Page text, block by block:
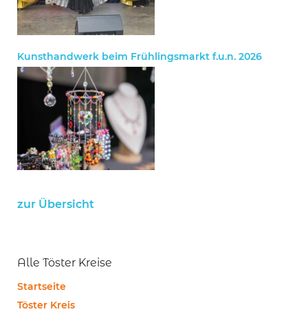
Kunsthandwerk beim Frühlingsmarkt f.u.n. 2026
zur Übersicht
Alle Töster Kreise
Startseite
Töster Kreis